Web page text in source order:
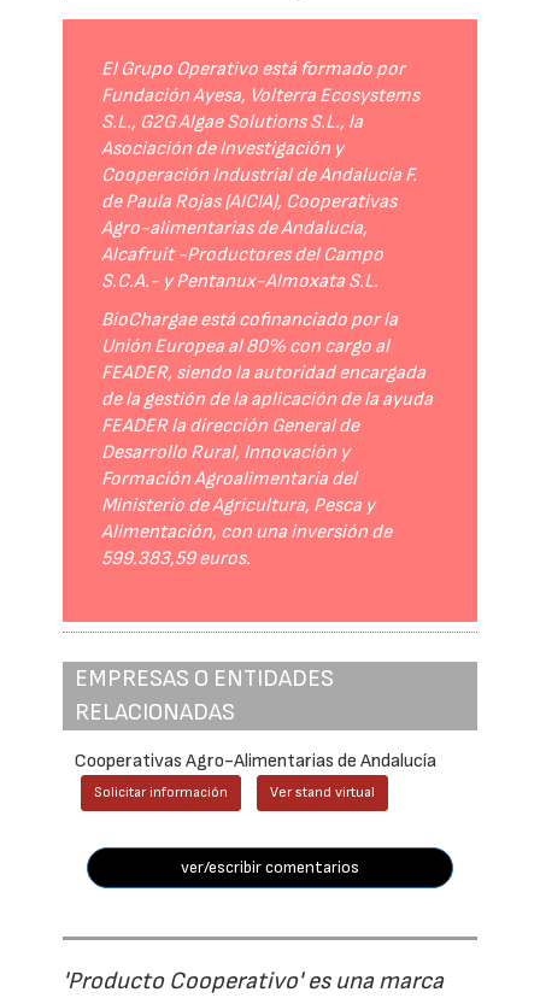
El Grupo Operativo está formado por
Fundación Ayesa, Volterra Ecosystems
S.L., G2G Algae Solutions S.L., la
Asociación de Investigación y
Cooperación Industrial de Andalucía F.
de Paula Rojas (AICIA), Cooperativas
Agro-alimentarias de Andalucía,
Alcafruit -Productores del Campo
S.C.A.- y Pentanux-Almoxata S.L.
BioChargae está cofinanciado por la
Unión Europea al 80% con cargo al
FEADER, siendo la autoridad encargada
de la gestión de la aplicación de la ayuda
FEADER la dirección General de
Desarrollo Rural, Innovación y
Formación Agroalimentaria del
Ministerio de Agricultura, Pesca y
Alimentación, con una inversión de
599.383,59 euros.
EMPRESAS O ENTIDADES
RELACIONADAS
Cooperativas Agro-Alimentarias de Andalucía
Solicitar información Ver stand virtual
ver/escribir comentarios
'Producto Cooperativo' es una marca